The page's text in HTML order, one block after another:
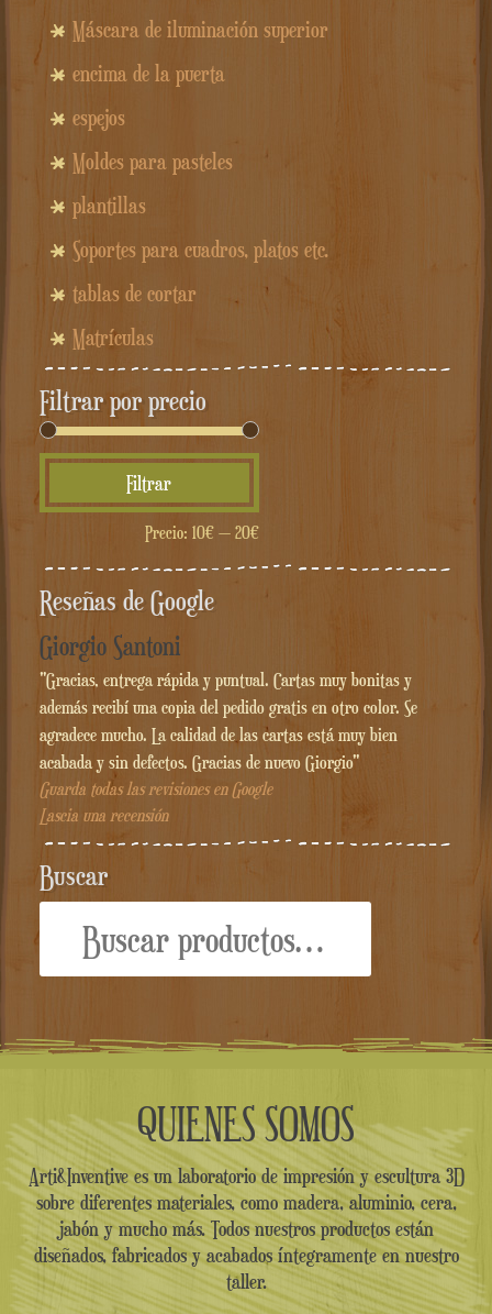
Máscara de iluminación superior
encima de la puerta
espejos
Moldes para pasteles
plantillas
Soportes para cuadros, platos etc.
tablas de cortar
Matrículas
Filtrar por precio
mínimo
máximo
Filtrar
Precio: 10€— 20€
Reseñas de Google
Giorgio Santoni
"Gracias, entrega rápida y puntual. Cartas muy bonitas y
además recibí una copia del pedido gratis en otro color. Se
agradece mucho. La calidad de las cartas está muy bien
acabada y sin defectos. Gracias de nuevo Giorgio"
Guarda todas las revisiones en Google
Lascia una recensión
Buscar
por:
QUIENES SOMOS
Arti&Inventive es un laboratorio de impresión y escultura 3D
sobre diferentes materiales, como madera, aluminio, cera,
jabón y mucho más. Todos nuestros productos están
diseñados, fabricados y acabados íntegramente en nuestro
taller.